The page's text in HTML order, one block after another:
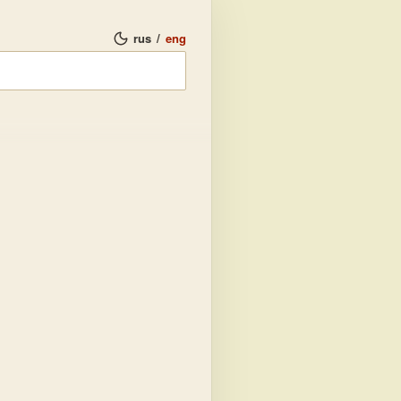
rus / eng